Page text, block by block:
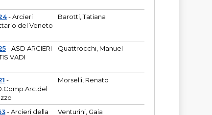
- Arcieri
del Veneto
Barotti, Tatiana
- ASD ARCIERI
VADI
Quattrocchi, Manuel
-
Morselli, Renato
- Arcieri della Venturini, Gaia